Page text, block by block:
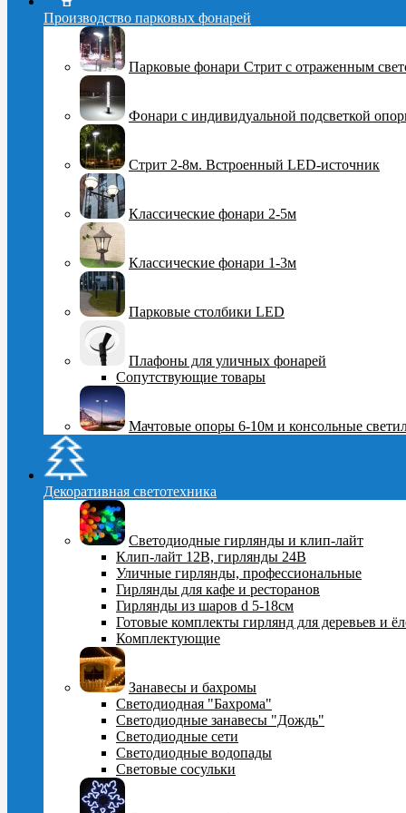
Производство парковых фонарей
Парковые фонари Стрит с отраженным
Фонари с индивидуальной подсветкой
Стрит 2-8м. Встроенный LED-источник
Классические фонари 2-5м
Классические фонари 1-3м
Парковые столбики LED
Плафоны для уличных фонарей
Сопутствующие товары
Мачтовые опоры 6-10м и консольные
Декоративная светотехника
Светодиодные гирлянды и клип-лайт
Клип-лайт 12В, гирлянды 24В
Уличные гирлянды, профессиональные
Гирлянды для кафе и ресторанов
Гирлянды из шаров d 5-18cм
Готовые комплекты гирлянд для деревьев и
Комплектующие
Занавесы и бахромы
Светодиодная "Бахрома"
Светодиодные занавесы "Дождь"
Светодиодные сети
Светодиодные водопады
Световые сосульки